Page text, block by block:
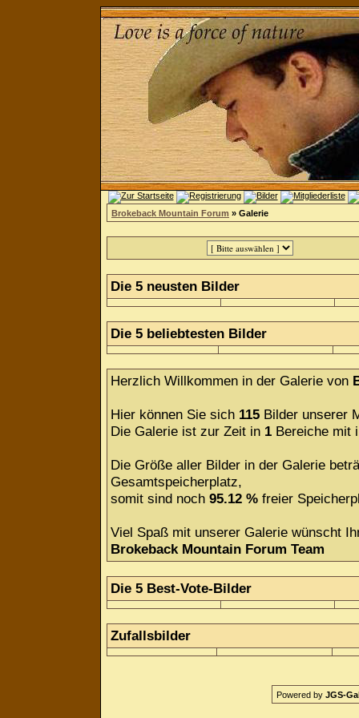
Brokeback Mountain Forum » Galerie
Die 5 neusten Bilder
Die 5 beliebtesten Bilder
Herzlich Willkommen in der Galerie von
Hier können Sie sich 115 Bilder unserer
Die Galerie ist zur Zeit in 1 Bereiche mit
Die Größe aller Bilder in der Galerie
Gesamtspeicherplatz,
somit sind noch 95.12 % freier
Viel Spaß mit unserer Galerie wünscht
Brokeback Mountain Forum Team
Die 5 Best-Vote-Bilder
Zufallsbilder
Powered by JGS-